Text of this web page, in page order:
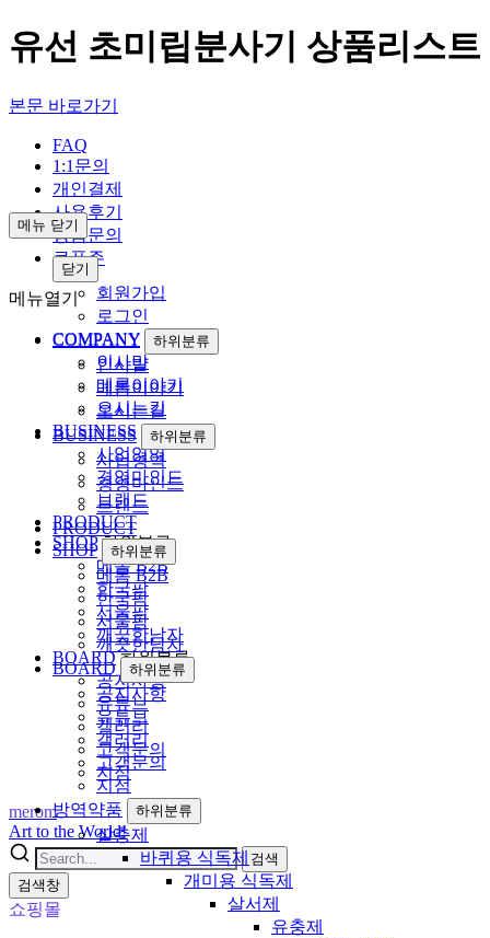
유선 초미립분사기 상품리스트
본문 바로가기
FAQ
1:1문의
개인결제
사용후기
상품문의
쿠폰존
메뉴열기
COMPANY
하위분류
인사말
메롬이야기
오시는길
BUSINESS 하위분류
사업영역
경영마인드
브랜드
PRODUCT
SHOP 하위분류
메롬 B2B
한국팜
서울팜
깨끗한남자
BOARD 하위분류
공지사항
유튜브
갤러리
고객문의
지점
merom
Art to the World!
검색
검색창
쇼핑몰
메뉴 닫기
닫기
회원가입
로그인
COMPANY
하위분류
인사말
메롬이야기
오시는길
BUSINESS
하위분류
사업영역
경영마인드
브랜드
PRODUCT
SHOP
하위분류
메롬 B2B
한국팜
서울팜
깨끗한남자
BOARD
하위분류
공지사항
유튜브
갤러리
고객문의
지점
방역약품
하위분류
살충제
바퀴용 식독제
개미용 식독제
살서제
유충제